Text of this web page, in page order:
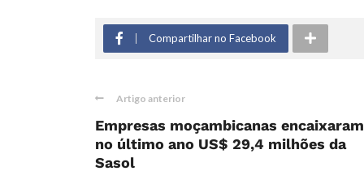
Compartilhar no Facebook
Artigo anterior
Empresas moçambicanas encaixaram
no último ano US$ 29,4 milhões da
Sasol